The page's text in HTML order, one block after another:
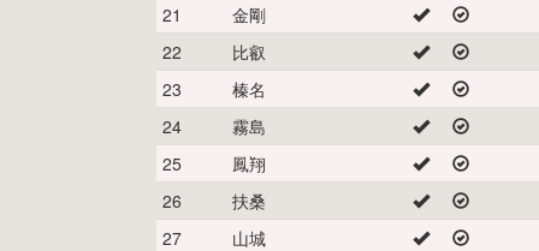
21
金剛
22
比叡
23
榛名
24
霧島
25
鳳翔
26
扶桑
27
山城